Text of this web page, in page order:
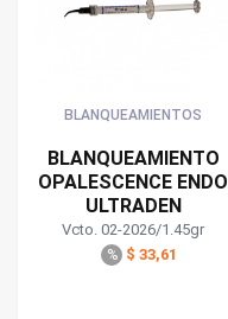
BLANQUEAMIENTOS
BLANQUEAMIENTO
OPALESCENCE ENDO
ULTRADEN
Vcto. 02-2026/1.45gr
% $ 33,61